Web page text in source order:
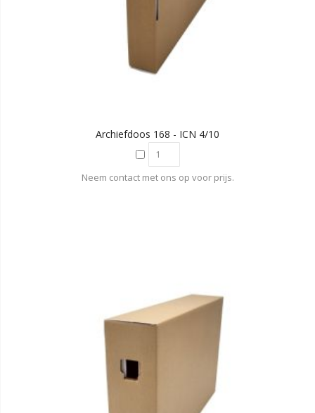
Archiefdoos 168 - ICN 4/10
Neem contact met ons op voor prijs.